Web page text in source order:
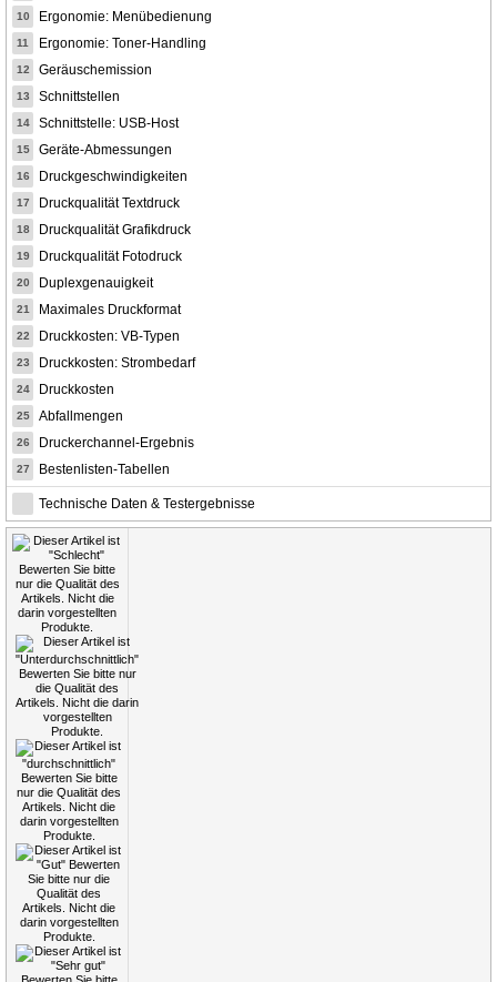
10 Ergonomie: Menübedienung
11 Ergonomie: Toner-Handling
12 Geräuschemission
13 Schnittstellen
14 Schnittstelle: USB-Host
15 Geräte-Abmessungen
16 Druckgeschwindigkeiten
17 Druckqualität Textdruck
18 Druckqualität Grafikdruck
19 Druckqualität Fotodruck
20 Duplexgenauigkeit
21 Maximales Druckformat
22 Druckkosten: VB-Typen
23 Druckkosten: Strombedarf
24 Druckkosten
25 Abfallmengen
26 Druckerchannel-Ergebnis
27 Bestenlisten-Tabellen
Technische Daten & Testergebnisse